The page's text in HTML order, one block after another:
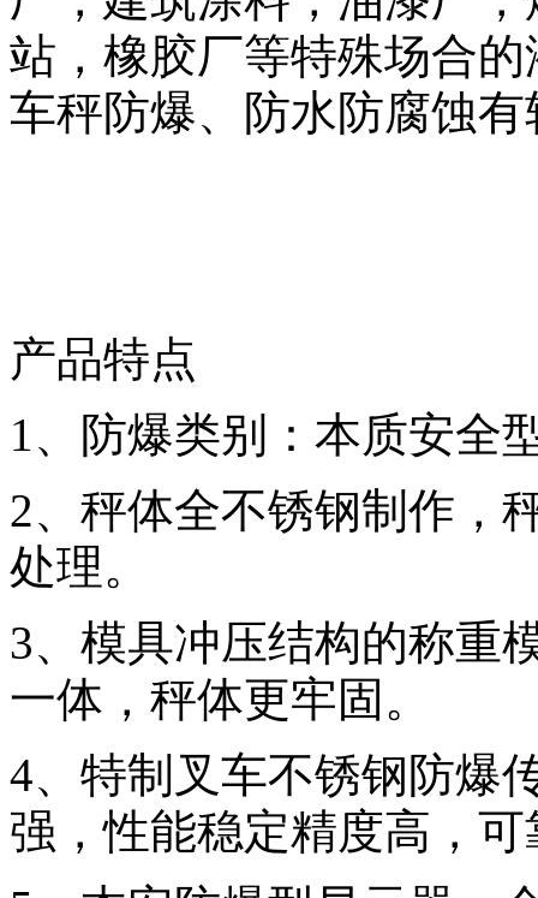
站，橡胶厂等特殊场合
车秤防爆、防水防腐蚀
产品特点
1、防爆类别：本质安全
2、秤体全不锈钢制作，
处理。
3、模具冲压结构的称重
一体，秤体更牢固。
4、特制叉车不锈钢防爆
强，性能稳定精度高，